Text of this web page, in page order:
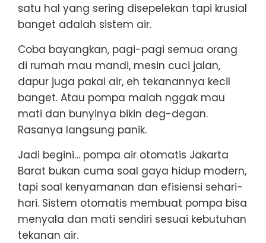
satu hal yang sering disepelekan tapi krusial
banget adalah sistem air.
Coba bayangkan, pagi-pagi semua orang
di rumah mau mandi, mesin cuci jalan,
dapur juga pakai air, eh tekanannya kecil
banget. Atau pompa malah nggak mau
mati dan bunyinya bikin deg-degan.
Rasanya langsung panik.
Jadi begini… pompa air otomatis Jakarta
Barat bukan cuma soal gaya hidup modern,
tapi soal kenyamanan dan efisiensi sehari-
hari. Sistem otomatis membuat pompa bisa
menyala dan mati sendiri sesuai kebutuhan
tekanan air.